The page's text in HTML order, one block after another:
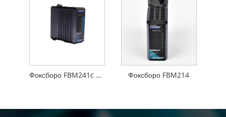
Фоксборо FBM241c P0914WM Фоксборо FBM214